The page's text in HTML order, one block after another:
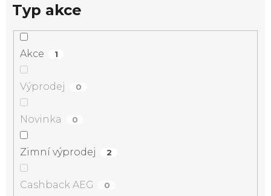
Typ akce
Akce 1
Výprodej 0
Novinka 0
Zimní výprodej 2
Cashback AEG 0